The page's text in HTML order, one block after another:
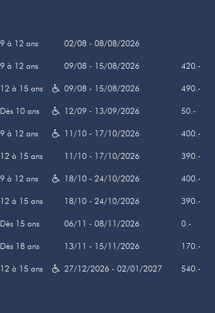
9 à 12 ans 02/08 - 08/08/2026
9 à 12 ans 09/08 - 15/08/2026 420.-
12 à 15 ans 09/08 - 15/08/2026 490.-
Dès 10 ans 12/09 - 13/09/2026 50.-
9 à 12 ans 11/10 - 17/10/2026 400.-
12 à 15 ans 11/10 - 17/10/2026 390.-
9 à 12 ans 18/10 - 24/10/2026 400.-
12 à 15 ans 18/10 - 24/10/2026 390.-
Dès 15 ans 06/11 - 08/11/2026 0.-
Dès 18 ans 13/11 - 15/11/2026 170.-
12 à 15 ans 27/12/2026 - 02/01/2027 540.-